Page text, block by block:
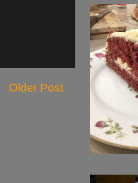
Older Post